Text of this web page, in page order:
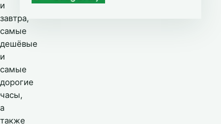
и
завтра,
самые
дешёвые
и
самые
дорогие
часы,
а
также